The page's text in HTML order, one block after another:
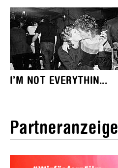
I’M NOT EVERYTHIN...
Partneranzeige